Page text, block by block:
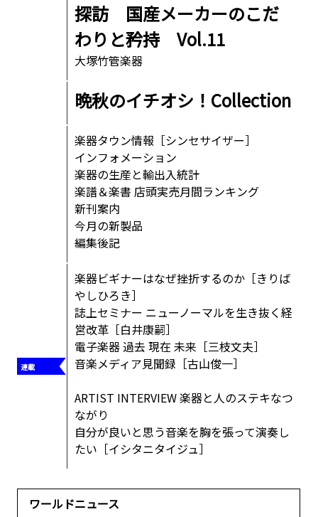
探訪 国産メーカーのこだ
わりと矜持 Vol.11
大塚竹管楽器
晩秋のイチオシ！Collection
楽器タウン情報［シンセサイザー］
インフォメーション
楽器の生産と輸出入統計
楽譜＆楽書 店頭実売月間ランキング
新刊案内
今月の新製品
編集後記
楽器ビギナーはなぜ挫折するのか［きりば
やしひろき］
誌上セミナー ニューノーマルを生き抜く経
営改革［白井康嗣］
電子楽器 過去 現在 未来［三枝文夫］
音楽メディア見聞録［古山俊一］
ARTIST INTERVIEW 楽器と人のステキなつ
ながり
自分が良いと思う音楽を胸を張って演奏し
たい［イシタニタイジュ］
ワールドニュース